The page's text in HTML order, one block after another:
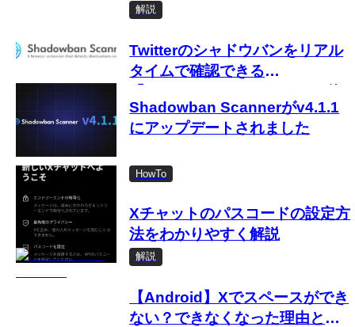
解説
Twitterのシャドウバンをリアル
タイムで確認できる
い方
Shadowban Scannerがv4.1.1
にアップデートされました
HowTo
Xチャットのパスコードの設定方
法をわかりやすく解説
解説
【Android】Xでスペースができ
ない？できなくなった理由と対